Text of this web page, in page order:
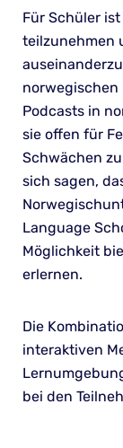
Für Schüler
teilzunehmen
norwegischen
Podcasts in
sie offen für
Schwächen
sich sagen,
Language
Möglichkeit
erlernen.
Die
interaktiven
bei den